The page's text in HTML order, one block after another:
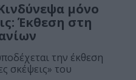
μόνο
Έκθεση στη
την έκθεση
σκέψεις» του